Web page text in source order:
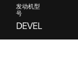
发动机型
号
DEVEL
ON DL